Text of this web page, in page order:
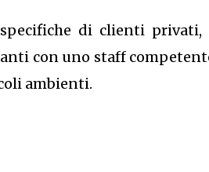
di clienti privati,
con uno staff
ambienti.